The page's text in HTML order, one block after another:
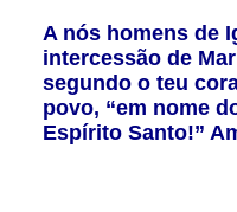
A nós homens de
intercessão de
segundo o teu
povo, “em nome
Espírito Santo!”